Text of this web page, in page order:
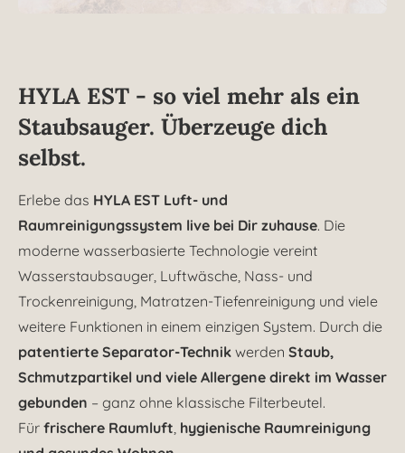
HYLA EST - so viel mehr als ein
Staubsauger. Überzeuge dich
selbst.
Erlebe das HYLA EST Luft- und
Raumreinigungssystem live bei Dir zuhause. Die
moderne wasserbasierte Technologie vereint
Wasserstaubsauger, Luftwäsche, Nass- und
Trockenreinigung, Matratzen-Tiefenreinigung und viele
weitere Funktionen in einem einzigen System. Durch die
patentierte Separator-Technik werden Staub,
Schmutzpartikel und viele Allergene direkt im Wasser
gebunden – ganz ohne klassische Filterbeutel.
Für frischere Raumluft hygienische Raumreinigung